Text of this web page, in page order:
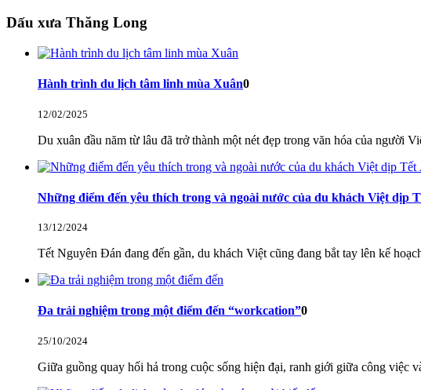
Dấu xưa Thăng Long
Hành trình du lịch tâm linh mùa Xuân0
12/02/2025
Du xuân đầu năm từ lâu đã trở thành một nét đẹp trong văn hóa của người
Những điểm đến yêu thích trong và ngoài nước của du khách Việt dịp
13/12/2024
Tết Nguyên Đán đang đến gần, du khách Việt cũng đang bắt tay lên kế
Đa trải nghiệm trong một điểm đến “workcation”0
25/10/2024
Giữa guồng quay hối hả trong cuộc sống hiện đại, ranh giới giữa công